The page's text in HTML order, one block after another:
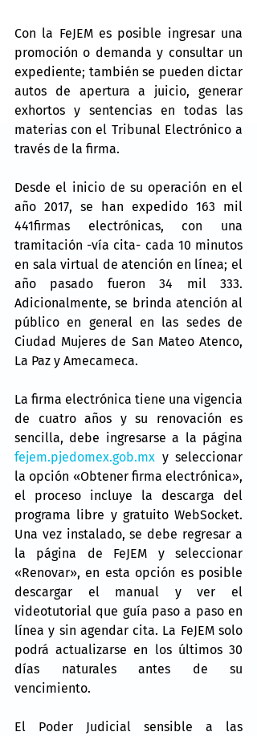
Con la FeJEM es posible ingresar una
promoción o demanda y consultar un
expediente; también se pueden dictar
autos de apertura a juicio, generar
exhortos y sentencias en todas las
materias con el Tribunal Electrónico a
través de la firma.
Desde el inicio de su operación en el
año 2017, se han expedido 163 mil
441firmas electrónicas, con una
tramitación -vía cita- cada 10 minutos
en sala virtual de atención en línea; el
año pasado fueron 34 mil 333.
Adicionalmente, se brinda atención al
público en general en las sedes de
Ciudad Mujeres de San Mateo Atenco,
La Paz y Amecameca.
La firma electrónica tiene una vigencia
de cuatro años y su renovación es
fejem.pjedomex.gob.mx y seleccionar
la opción «Obtener firma electrónica»,
el proceso incluye la descarga del
programa libre y gratuito WebSocket.
Una vez instalado, se debe regresar a
la página de FeJEM y seleccionar
«Renovar», en esta opción es posible
descargar el manual y ver el
videotutorial que guía paso a paso en
línea y sin agendar cita. La FeJEM solo
podrá actualizarse en los últimos 30
días naturales antes de su
vencimiento.
El Poder Judicial sensible a las